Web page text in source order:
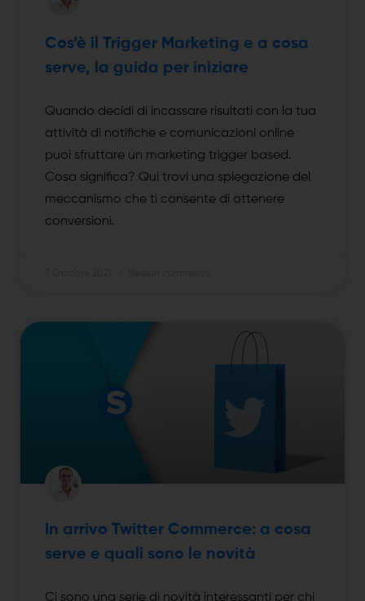
Cos’è il Trigger Marketing e a cosa
serve, la guida per iniziare
Quando decidi di incassare risultati con la tua
attività di notifiche e comunicazioni online
puoi sfruttare un marketing trigger based.
Cosa significa? Qui trovi una spiegazione del
meccanismo che ti consente di ottenere
conversioni.
In arrivo Twitter Commerce: a cosa
serve e quali sono le novità
Ci sono una serie di novità interessanti per chi